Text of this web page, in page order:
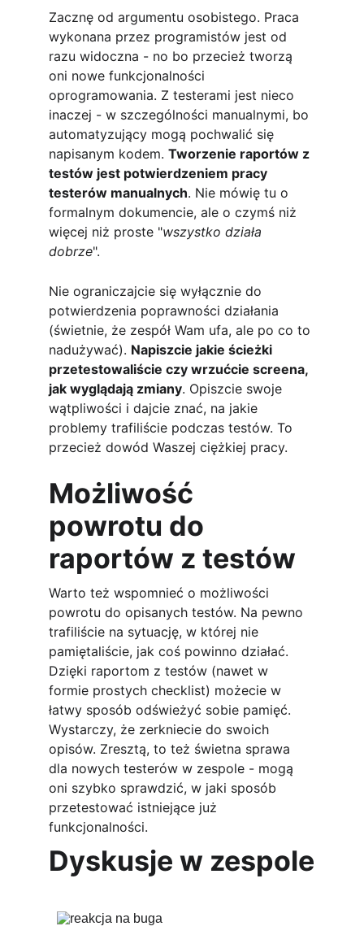
Zacznę od argumentu osobistego. Praca
wykonana przez programistów jest od
razu widoczna - no bo przecież tworzą
oni nowe funkcjonalności
oprogramowania. Z testerami jest nieco
inaczej - w szczególności manualnymi, bo
automatyzujący mogą pochwalić się
napisanym kodem. Tworzenie raportów z
testów jest potwierdzeniem pracy
testerów manualnych. Nie mówię tu o
formalnym dokumencie, ale o czymś niż
więcej niż proste "wszystko działa
dobrze".
Nie ograniczajcie się wyłącznie do
potwierdzenia poprawności działania
(świetnie, że zespół Wam ufa, ale po co to
nadużywać). Napiszcie jakie ścieżki
przetestowaliście czy wrzućcie screena,
jak wyglądają zmiany. Opiszcie swoje
wątpliwości i dajcie znać, na jakie
problemy trafiliście podczas testów. To
przecież dowód Waszej ciężkiej pracy.
Możliwość
powrotu do
raportów z testów
Warto też wspomnieć o możliwości
powrotu do opisanych testów. Na pewno
trafiliście na sytuację, w której nie
pamiętaliście, jak coś powinno działać.
Dzięki raportom z testów (nawet w
formie prostych checklist) możecie w
łatwy sposób odświeżyć sobie pamięć.
Wystarczy, że zerkniecie do swoich
opisów. Zresztą, to też świetna sprawa
dla nowych testerów w zespole - mogą
oni szybko sprawdzić, w jaki sposób
przetestować istniejące już
funkcjonalności.
Dyskusje w zespole